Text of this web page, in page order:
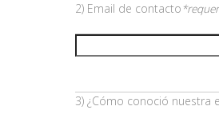
2) Email de contacto
3) ¿Cómo conoció nuestra